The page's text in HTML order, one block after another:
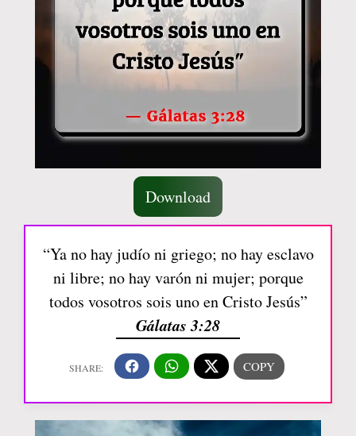
Download
“Ya no hay judío ni griego; no hay esclavo
ni libre; no hay varón ni mujer; porque
todos vosotros sois uno en Cristo Jesús”
Gálatas 3:28